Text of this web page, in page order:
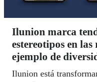
Ilunion marca
estereotipos en las
ejemplo de
Ilunion está